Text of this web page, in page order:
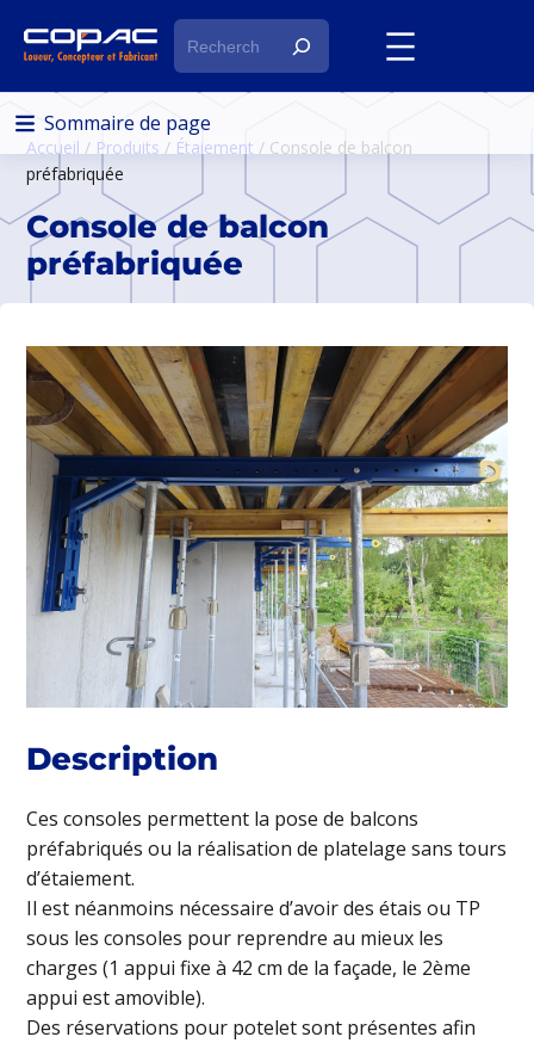
R
e
c
h
e
c
h
e
Accueil / Produits / Étaiement / Console de balcon
préfabriquée
Console de balcon
préfabriquée
Sommaire de page
Description
Ces consoles permettent la pose de balcons
préfabriqués ou la réalisation de platelage sans tours
d’étaiement.
Il est néanmoins nécessaire d’avoir des étais ou TP
sous les consoles pour reprendre au mieux les
charges (1 appui fixe à 42 cm de la façade, le 2ème
appui est amovible).
Des réservations pour potelet sont présentes afin